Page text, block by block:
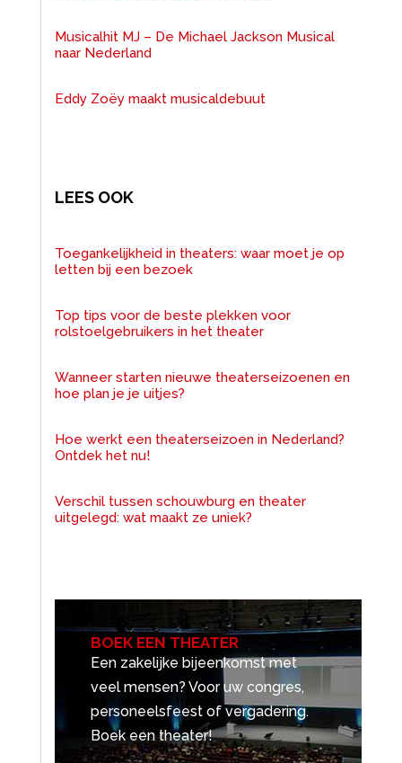
Musicalhit MJ – De Michael Jackson Musical
naar Nederland
Eddy Zoëy maakt musicaldebuut
LEES OOK
Toegankelijkheid in theaters: waar moet je op
letten bij een bezoek
Top tips voor de beste plekken voor
rolstoelgebruikers in het theater
Wanneer starten nieuwe theaterseizoenen en
hoe plan je je uitjes?
Hoe werkt een theaterseizoen in Nederland?
Ontdek het nu!
Verschil tussen schouwburg en theater
uitgelegd: wat maakt ze uniek?
BOEK EEN THEATER
Een zakelijke bijeenkomst met
veel mensen? Voor uw congres,
personeelsfeest of vergadering.
Boek een theater!